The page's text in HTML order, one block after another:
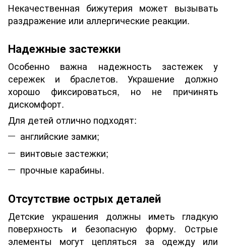
Некачественная бижутерия может вызывать
раздражение или аллергические реакции.
Надежные застежки
Особенно важна надежность застежек у
сережек и браслетов. Украшение должно
хорошо фиксироваться, но не причинять
дискомфорт.
Для детей отлично подходят:
английские замки;
винтовые застежки;
прочные карабины.
Отсутствие острых деталей
Детские украшения должны иметь гладкую
поверхность и безопасную форму. Острые
элементы могут цепляться за одежду или